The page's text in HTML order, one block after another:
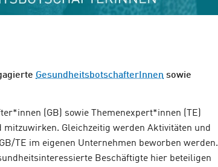
GesundheitsbotschafterInnen sowie
(GB) sowie Themenexpert*innen (TE)
Gleichzeitig werden Aktivitäten und
TE im eigenen Unternehmen beworben werden.
Beschäftigte hier beteiligen